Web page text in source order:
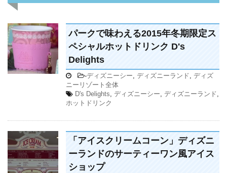
パークで味わえる2015年冬期限定ス
ペシャルホットドリンク D's
Delights
-ディズニーシー ディズニーランド ディズ
ニーリゾート全体
D's Delights ディズニーシー ディズニーランド
ホットドリンク
「アイスクリームコーン」ディズニ
ーランドのサーティーワン風アイス
ショップ